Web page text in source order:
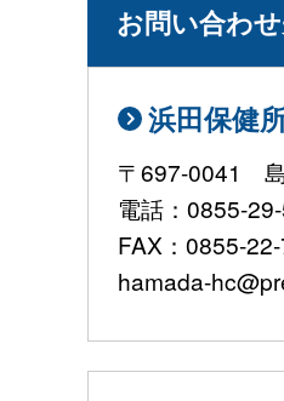
お問い合わ
浜田保健
〒697-0041
電話：0855-29-
FAX：0855-
hamada-